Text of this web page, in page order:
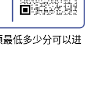
低多少分可以进